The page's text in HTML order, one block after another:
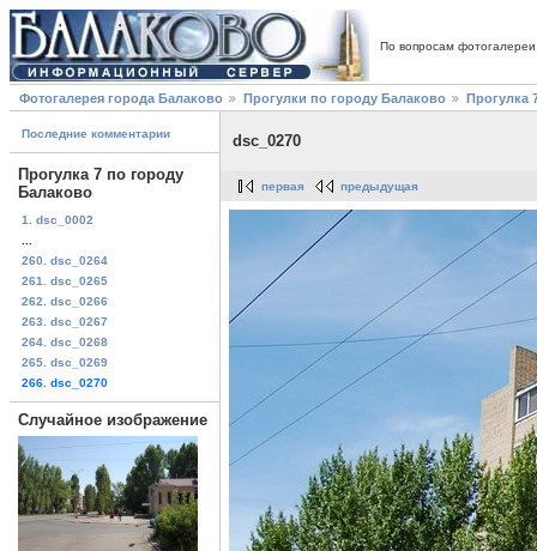
По вопросам
Фотогалерея города Балаково Прогулки по городу Балаково Прогулка
Последние комментарии
Прогулка 7 по городу
Балаково
1. dsc_0002
260. dsc_0264
261. dsc_0265
262. dsc_0266
263. dsc_0267
264. dsc_0268
265. dsc_0269
266. dsc_0270
Случайное изображение
dsc_0270
первая предыдущая